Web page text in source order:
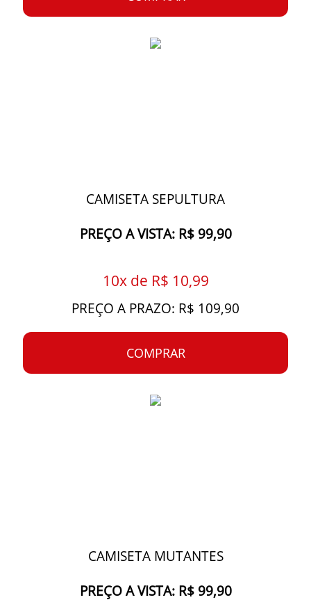
CAMISETA SEPULTURA
PREÇO A VISTA: R$ 99,90
10x de R$ 10,99
PREÇO A PRAZO: R$ 109,90
COMPRAR
CAMISETA MUTANTES
PREÇO A VISTA: R$ 99,90